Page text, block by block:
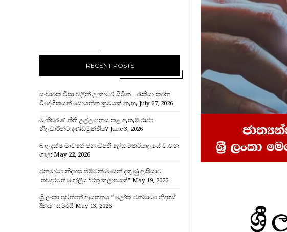
RECENT POSTS
සංචාරක වීසා වලින් ලංකාවේ සිටින – රැකියා කරන
විදේශිකයන් සොයන්න ක්‍රමයක් නැහැ July 27, 2026
මැතිවරණ නීති උල්ලංඝනය කළ ඇතැම් රාජ්‍ය
නිලධාරීන්ට දණ්ඩමුක්තිය? June 3, 2026
බාලදක්ෂ මාවතේ ජනාධිපති ලේකම්කර්යාලයේ වාහන
ගාල: May 22, 2026
ජනමාධ්‍ය නිදහස සම්බන්ධයෙන් දකුණු ආසියාව
තවදුරටත් ගෝලීය “රතු කලාපයක්” May 19, 2026
ශ්‍රී ලංකා පුවත්පත් ආයතනය ” ලෝක ජනමාධ්‍ය නිදහස්
දිනය” සමරයි May 13, 2026 ශ්‍රී